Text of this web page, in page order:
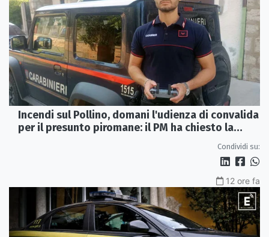
Incendi sul Pollino, domani l'udienza di convalida
per il presunto piromane: il PM ha chiesto la
Condividi su:
12 ore fa